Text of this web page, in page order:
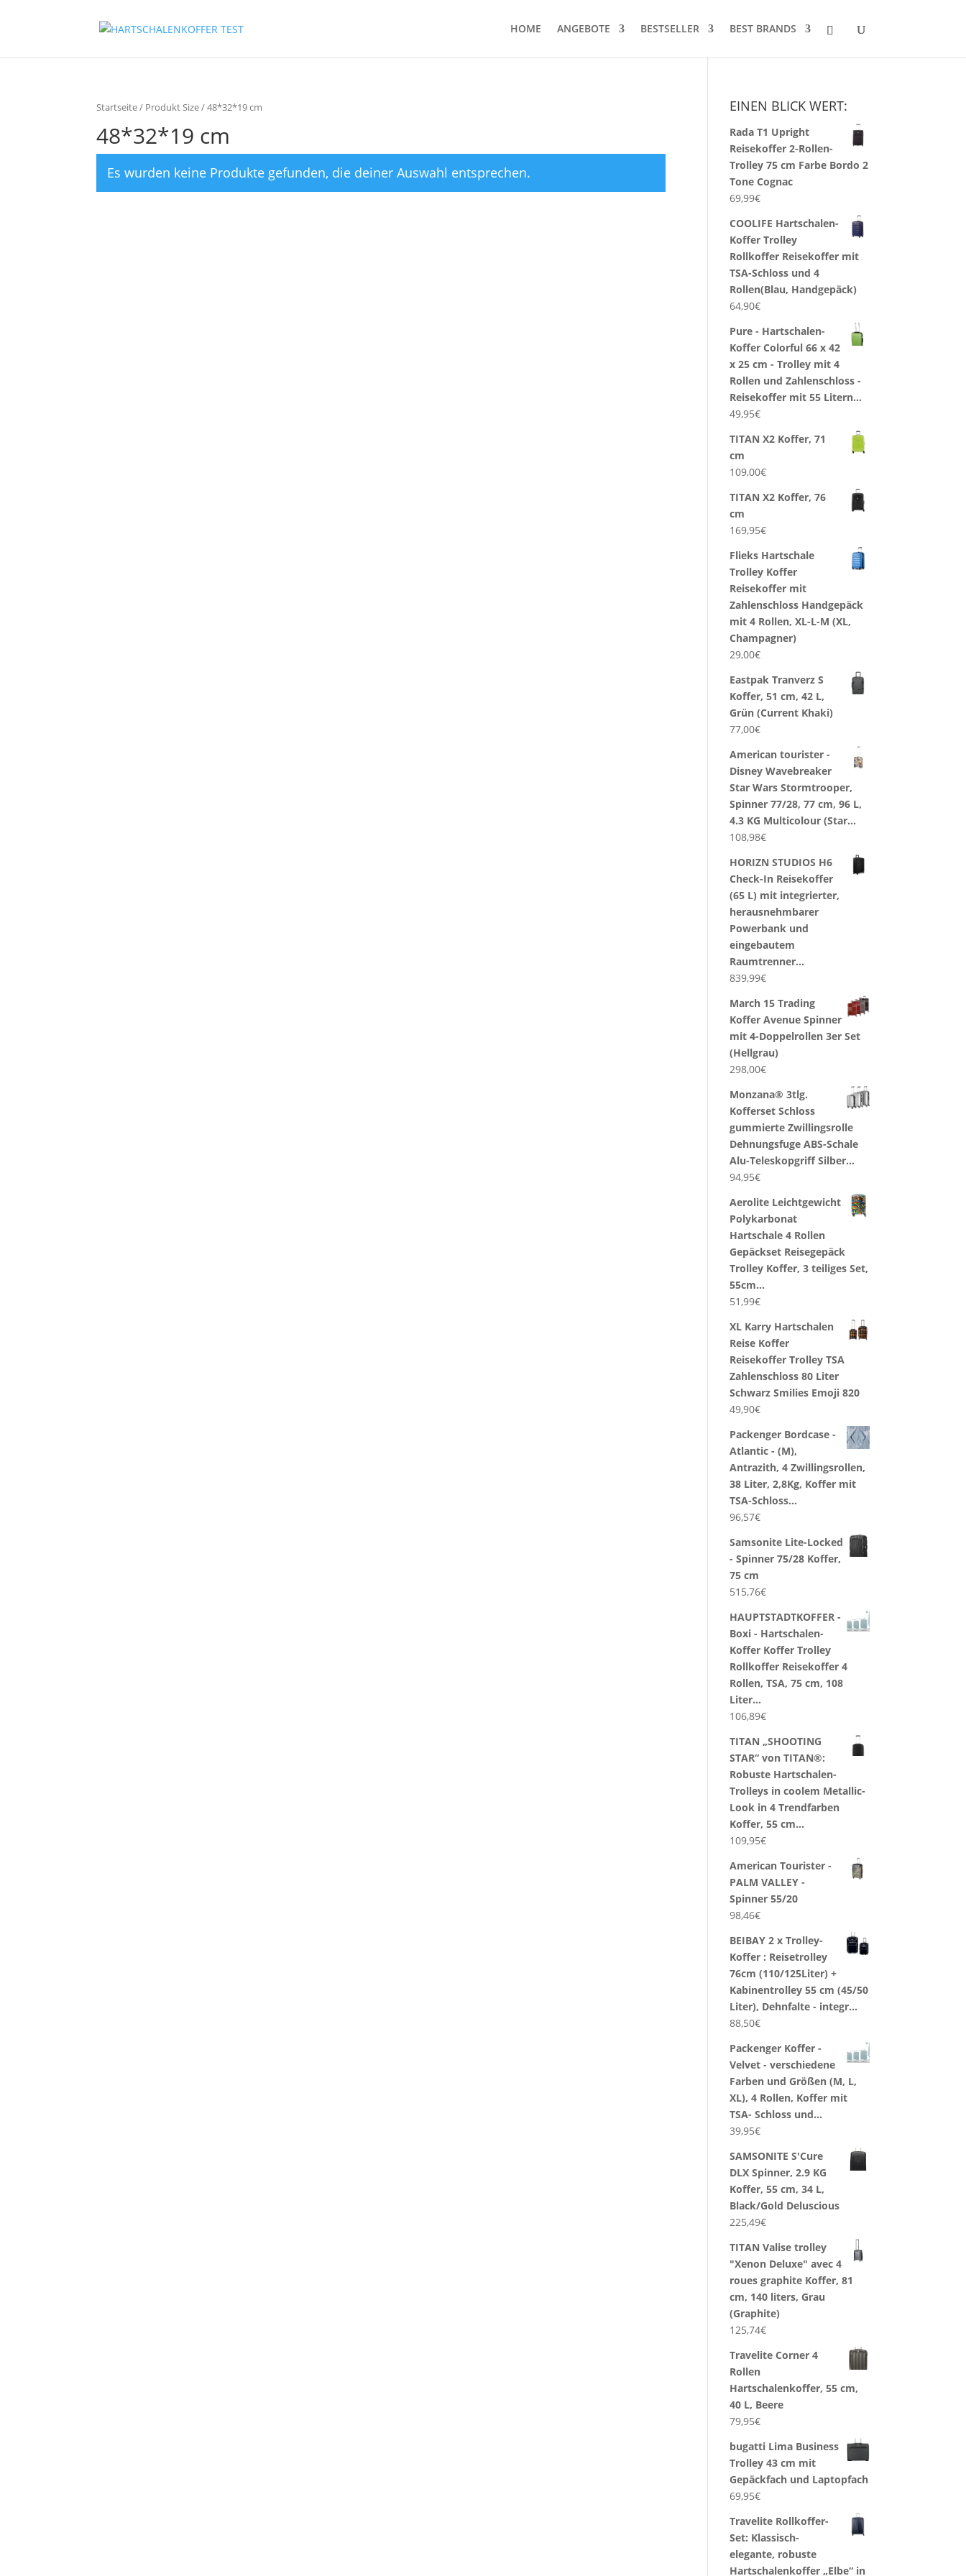
HOME ANGEBOTE BESTSELLER BEST BRANDS
Startseite/ Produkt Size / 48*32*19 cm
48*32*19 cm
Es wurden keine Produkte gefunden, die deiner Auswahl entsprechen.
EINEN BLICK WERT:
Rada T1 Upright
Reisekoffer 2-Rollen-
Trolley 75 cm Farbe Bordo 2
Tone Cognac
69,99€
COOLIFE Hartschalen-
Koffer Trolley
Rollkoffer Reisekoffer mit
TSA-Schloss und 4
Rollen(Blau, Handgepäck)
64,90€
Pure - Hartschalen-
Koffer Colorful 66 x 42
x 25 cm - Trolley mit 4
Rollen und Zahlenschloss -
Reisekoffer mit 55 Litern…
49,95€
TITAN X2 Koffer, 71
cm
109,00€
TITAN X2 Koffer, 76
cm
169,95€
Flieks Hartschale
Trolley Koffer
Reisekoffer mit
Zahlenschloss Handgepäck
mit 4 Rollen, XL-L-M (XL,
Champagner)
29,00€
Eastpak Tranverz S
Koffer, 51 cm, 42 L,
Grün (Current Khaki)
77,00€
American tourister -
Disney Wavebreaker
Star Wars Stormtrooper,
Spinner 77/28, 77 cm, 96 L,
4.3 KG Multicolour (Star…
108,98€
HORIZN STUDIOS H6
Check-In Reisekoffer
(65 L) mit integrierter,
herausnehmbarer
Powerbank und
eingebautem
Raumtrenner…
839,99€
March 15 Trading
Koffer Avenue Spinner
mit 4-Doppelrollen 3er Set
(Hellgrau)
298,00€
Monzana® 3tlg.
Kofferset Schloss
gummierte Zwillingsrolle
Dehnungsfuge ABS-Schale
Alu-Teleskopgriff Silber…
94,95€
Aerolite Leichtgewicht
Polykarbonat
Hartschale 4 Rollen
Gepäckset Reisegepäck
Trolley Koffer, 3 teiliges Set,
55cm…
51,99€
XL Karry Hartschalen
Reise Koffer
Reisekoffer Trolley TSA
Zahlenschloss 80 Liter
Schwarz Smilies Emoji 820
49,90€
Packenger Bordcase -
Atlantic - (M),
Antrazith, 4 Zwillingsrollen,
38 Liter, 2,8Kg, Koffer mit
TSA-Schloss…
96,57€
Samsonite Lite-Locked
- Spinner 75/28 Koffer,
75 cm
515,76€
HAUPTSTADTKOFFER -
Boxi - Hartschalen-
Koffer Koffer Trolley
Rollkoffer Reisekoffer 4
Rollen, TSA, 75 cm, 108
Liter…
106,89€
TITAN „SHOOTING
STAR“ von TITAN®:
Robuste Hartschalen-
Trolleys in coolem Metallic-
Look in 4 Trendfarben
Koffer, 55 cm…
109,95€
American Tourister -
PALM VALLEY -
Spinner 55/20
98,46€
BEIBAY 2 x Trolley-
Koffer : Reisetrolley
76cm (110/125Liter) +
Kabinentrolley 55 cm (45/50
Liter), Dehnfalte - integr…
88,50€
Packenger Koffer -
Velvet - verschiedene
Farben und Größen (M, L,
XL), 4 Rollen, Koffer mit
TSA- Schloss und…
39,95€
SAMSONITE S'Cure
DLX Spinner, 2.9 KG
Koffer, 55 cm, 34 L,
Black/Gold Deluscious
225,49€
TITAN Valise trolley
"Xenon Deluxe" avec 4
roues graphite Koffer, 81
cm, 140 liters, Grau
(Graphite)
125,74€
Travelite Corner 4
Rollen
Hartschalenkoffer, 55 cm,
40 L, Beere
79,95€
bugatti Lima Business
Trolley 43 cm mit
Gepäckfach und Laptopfach
69,95€
Travelite Rollkoffer-
Set: Klassisch-
elegante, robuste
Hartschalenkoffer „Elbe“ in